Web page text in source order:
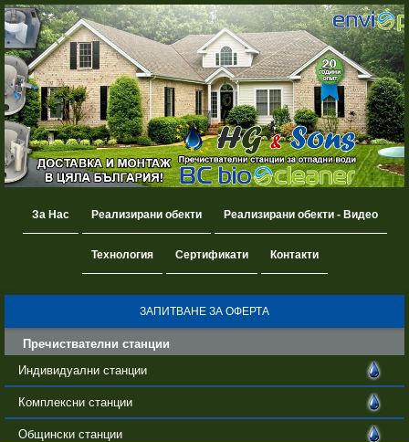
За Нас Реализирани обекти Реализирани обекти - Видео
Технология Сертификати Контакти
ЗАПИТВАНЕ ЗА ОФЕРТА
Пречиствателни станции
Индивидуални станции
Комплексни станции
Общински станции